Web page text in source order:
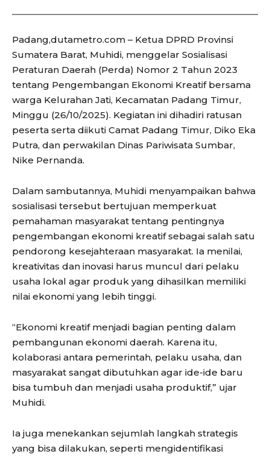
Padang,dutametro.com – Ketua DPRD Provinsi
Sumatera Barat, Muhidi, menggelar Sosialisasi
Peraturan Daerah (Perda) Nomor 2 Tahun 2023
tentang Pengembangan Ekonomi Kreatif bersama
warga Kelurahan Jati, Kecamatan Padang Timur,
Minggu (26/10/2025). Kegiatan ini dihadiri ratusan
peserta serta diikuti Camat Padang Timur, Diko Eka
Putra, dan perwakilan Dinas Pariwisata Sumbar,
Nike Pernanda.
Dalam sambutannya, Muhidi menyampaikan bahwa
sosialisasi tersebut bertujuan memperkuat
pemahaman masyarakat tentang pentingnya
pengembangan ekonomi kreatif sebagai salah satu
pendorong kesejahteraan masyarakat. Ia menilai,
kreativitas dan inovasi harus muncul dari pelaku
usaha lokal agar produk yang dihasilkan memiliki
nilai ekonomi yang lebih tinggi.
“Ekonomi kreatif menjadi bagian penting dalam
pembangunan ekonomi daerah. Karena itu,
kolaborasi antara pemerintah, pelaku usaha, dan
masyarakat sangat dibutuhkan agar ide-ide baru
bisa tumbuh dan menjadi usaha produktif,” ujar
Muhidi.
Ia juga menekankan sejumlah langkah strategis
yang bisa dilakukan, seperti mengidentifikasi